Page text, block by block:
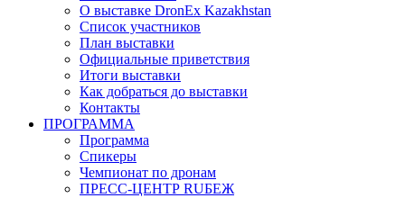
О выставке DronEx Kazakhstan
Список участников
План выставки
Официальные приветствия
Итоги выставки
Как добраться до выставки
Контакты
ПРОГРАММА
Программа
Спикеры
Чемпионат по дронам
ПРЕСС-ЦЕНТР RUБЕЖ